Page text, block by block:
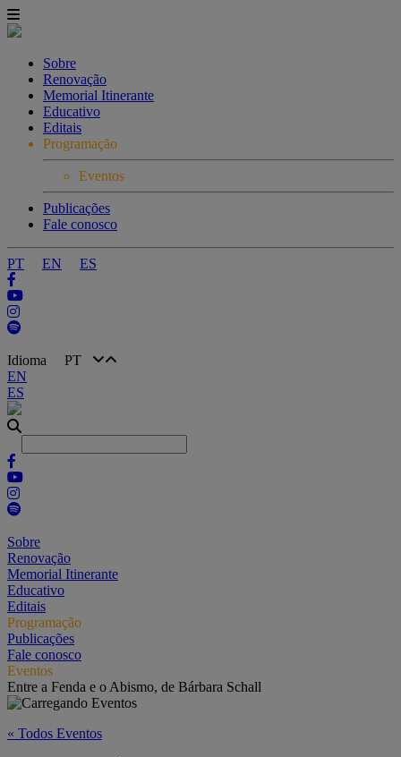
Sobre
Renovação
Memorial Itinerante
Educativo
Editais
Programação
Eventos
Publicações
Fale conosco
PT EN ES
Idioma PT
EN
ES
Sobre
Renovação
Memorial Itinerante
Educativo
Editais
Programação
Publicações
Fale conosco
Eventos
Entre a Fenda e o Abismo, de Bárbara Schall
« Todos Eventos